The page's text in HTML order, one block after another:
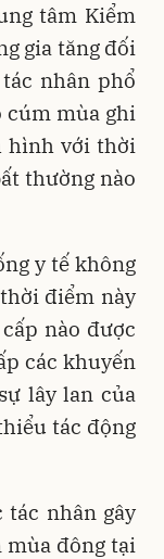
tâm Kiểm
gia tăng đối
nhân phổ
cúm mùa ghi
hình với thời
thường nào
y tế không
điểm này
nào được
các khuyến
lây lan của
tác động
nhân gây
đông tại